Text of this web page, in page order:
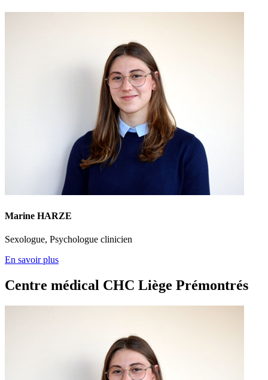
Marine HARZE
Sexologue, Psychologue clinicien
En savoir plus
Centre médical CHC Liège Prémontrés